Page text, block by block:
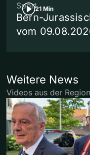
21 Min
Sport
Bern-
vom
Weitere News
Videos aus der